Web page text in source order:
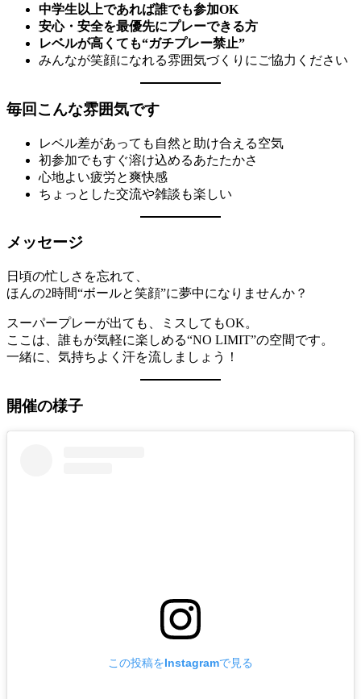
中学生以上であれば誰でも参加OK
安心・安全を最優先にプレーできる方
レベルが高くても“ガチプレー禁止”
みんなが笑顔になれる雰囲気づくりにご協力ください
毎回こんな雰囲気です
レベル差があっても自然と助け合える空気
初参加でもすぐ溶け込めるあたたかさ
心地よい疲労と爽快感
ちょっとした交流や雑談も楽しい
メッセージ
日頃の忙しさを忘れて、
ほんの2時間“ボールと笑顔”に夢中になりませんか？
スーパープレーが出ても、ミスしてもOK。
ここは、誰もが気軽に楽しめる“NO LIMIT”の空間です。
一緒に、気持ちよく汗を流しましょう！
開催の様子
この投稿をInstagramで見る